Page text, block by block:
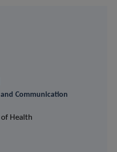
Communication
Health